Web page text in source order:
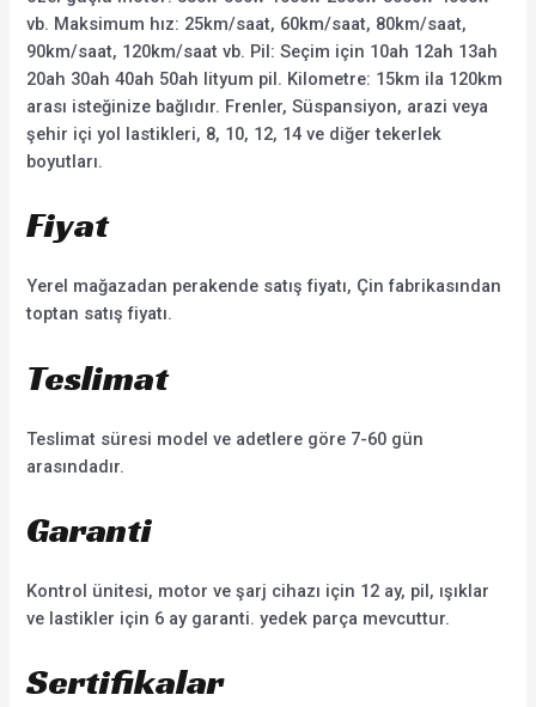
vb. Maksimum hız: 25km/saat, 60km/saat, 80km/saat,
90km/saat, 120km/saat vb. Pil: Seçim için 10ah 12ah 13ah
20ah 30ah 40ah 50ah lityum pil. Kilometre: 15km ila 120km
arası isteğinize bağlıdır. Frenler, Süspansiyon, arazi veya
şehir içi yol lastikleri, 8, 10, 12, 14 ve diğer tekerlek
boyutları.
Fiyat
Yerel mağazadan perakende satış fiyatı, Çin fabrikasından
toptan satış fiyatı.
Teslimat
Teslimat süresi model ve adetlere göre 7-60 gün
arasındadır.
Garanti
Kontrol ünitesi, motor ve şarj cihazı için 12 ay, pil, ışıklar
ve lastikler için 6 ay garanti. yedek parça mevcuttur.
Sertifikalar